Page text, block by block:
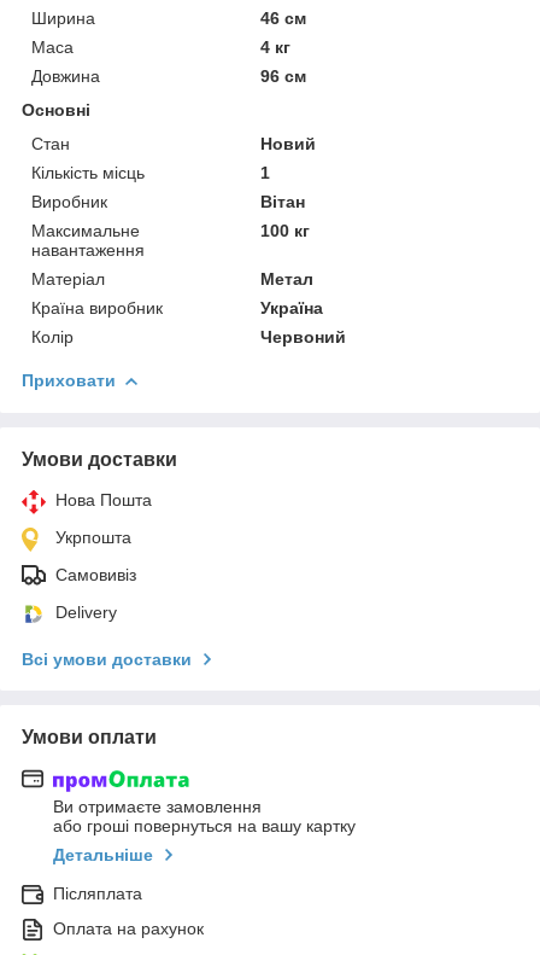
Ширина
46 см
Маса
4 кг
Довжина
96 см
Основні
Стан
Новий
Кількість місць
1
Виробник
Вітан
Максимальне
навантаження
100 кг
Матеріал
Метал
Країна виробник
Україна
Колір
Червоний
Приховати
Умови доставки
Нова Пошта
Укрпошта
Самовивіз
Delivery
Всі умови доставки
Умови оплати
Ви отримаєте замовлення
або гроші повернуться на вашу картку
Детальніше
Післяплата
Оплата на рахунок